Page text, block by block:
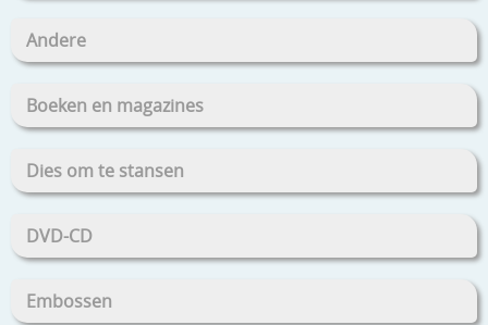
Andere
Boeken en magazines
Dies om te stansen
DVD-CD
Embossen